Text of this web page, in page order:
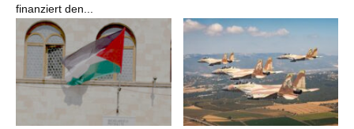
finanziert den...